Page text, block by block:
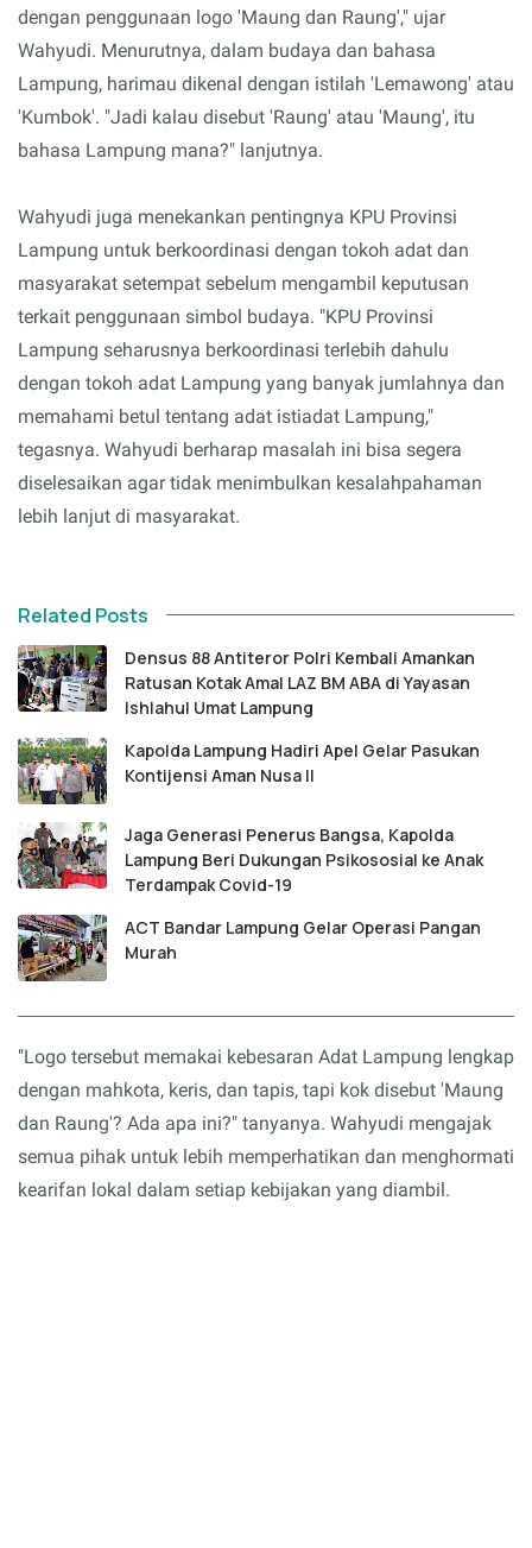
dengan penggunaan logo 'Maung dan Raung'," ujar
Wahyudi. Menurutnya, dalam budaya dan bahasa
Lampung, harimau dikenal dengan istilah 'Lemawong' atau
'Kumbok'. "Jadi kalau disebut 'Raung' atau 'Maung', itu
bahasa Lampung mana?" lanjutnya.
Wahyudi juga menekankan pentingnya KPU Provinsi
Lampung untuk berkoordinasi dengan tokoh adat dan
masyarakat setempat sebelum mengambil keputusan
terkait penggunaan simbol budaya. "KPU Provinsi
Lampung seharusnya berkoordinasi terlebih dahulu
dengan tokoh adat Lampung yang banyak jumlahnya dan
memahami betul tentang adat istiadat Lampung,"
tegasnya. Wahyudi berharap masalah ini bisa segera
diselesaikan agar tidak menimbulkan kesalahpahaman
lebih lanjut di masyarakat.
Related Posts
Densus 88 Antiteror Polri Kembali Amankan
Ratusan Kotak Amal LAZ BM ABA di Yayasan
Ishlahul Umat Lampung
Kapolda Lampung Hadiri Apel Gelar Pasukan
Kontijensi Aman Nusa II
Jaga Generasi Penerus Bangsa, Kapolda
Lampung Beri Dukungan Psikososial ke Anak
Terdampak Covid-19
ACT Bandar Lampung Gelar Operasi Pangan
Murah
"Logo tersebut memakai kebesaran Adat Lampung lengkap
dengan mahkota, keris, dan tapis, tapi kok disebut 'Maung
dan Raung'? Ada apa ini?" tanyanya. Wahyudi mengajak
semua pihak untuk lebih memperhatikan dan menghormati
kearifan lokal dalam setiap kebijakan yang diambil.